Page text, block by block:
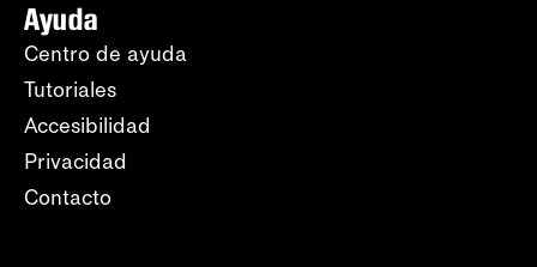
Ayuda
Centro de ayuda
Tutoriales
Accesibilidad
Privacidad
Contacto